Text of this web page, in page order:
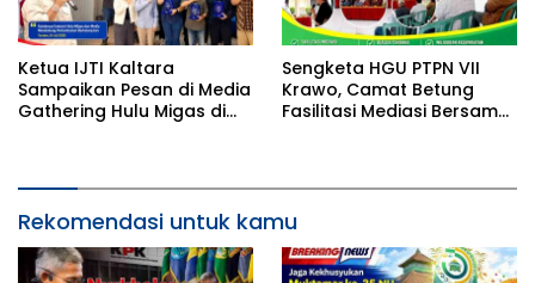
Ketua IJTI Kaltara
Sampaikan Pesan di Media
Gathering Hulu Migas di
Sengketa HGU PTPN VII
Krawo, Camat Betung
Fasilitasi Mediasi Bersama
Rekomendasi untuk kamu